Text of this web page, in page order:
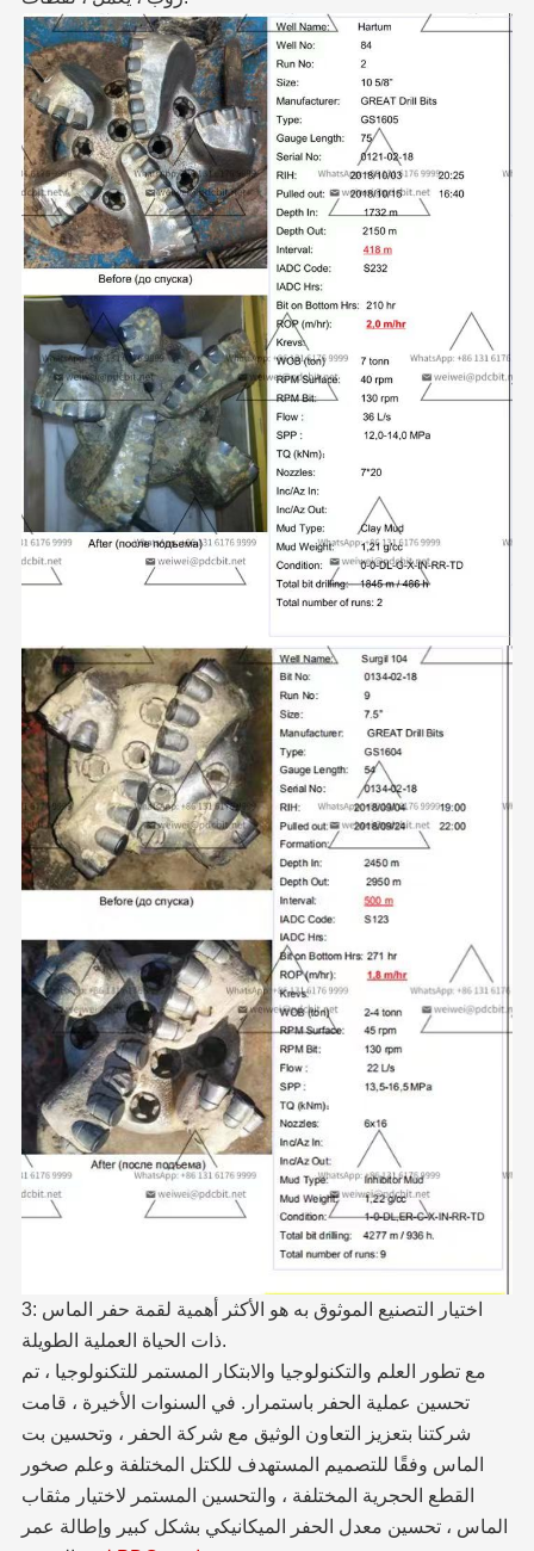
3: اختيار التصنيع الموثوق به هو الأكثر أهمية لقمة حفر الماس
ذات الحياة العملية الطويلة.
مع تطور العلم والتكنولوجيا والابتكار المستمر للتكنولوجيا ، تم
تحسين عملية الحفر باستمرار. في السنوات الأخيرة ، قامت
شركتنا بتعزيز التعاون الوثيق مع شركة الحفر ، وتحسين بت
الماس وفقًا للتصميم المستهدف للكتل المختلفة وعلم صخور
القطع الحجرية المختلفة ، والتحسين المستمر لاختيار مثقاب
الماس ، تحسين معدل الحفر الميكانيكي بشكل كبير وإطالة عمر